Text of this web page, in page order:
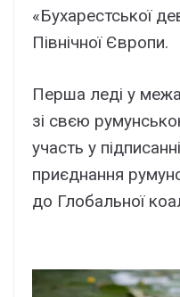
«Бухарестської
Північної Європи.
Перша леді у
зі свєю
участь у
приєднання
до Глобальної